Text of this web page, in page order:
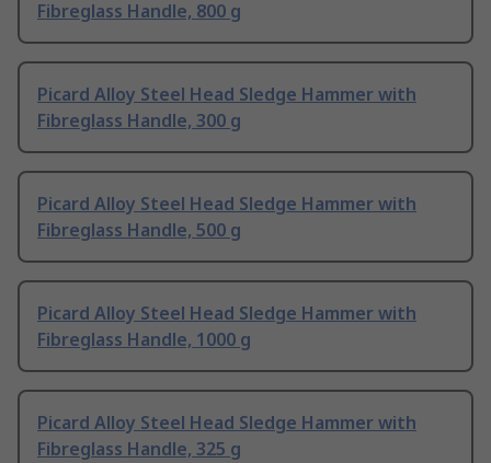
Fibreglass Handle, 800 g
Picard Alloy Steel Head Sledge Hammer with
Fibreglass Handle, 300 g
Picard Alloy Steel Head Sledge Hammer with
Fibreglass Handle, 500 g
Picard Alloy Steel Head Sledge Hammer with
Fibreglass Handle, 1000 g
Picard Alloy Steel Head Sledge Hammer with
Fibreglass Handle, 325 g